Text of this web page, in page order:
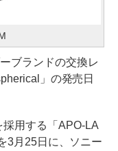
ブランドの交換レ
」の発売日
用する「APO-LA
3月25日に、ソニー